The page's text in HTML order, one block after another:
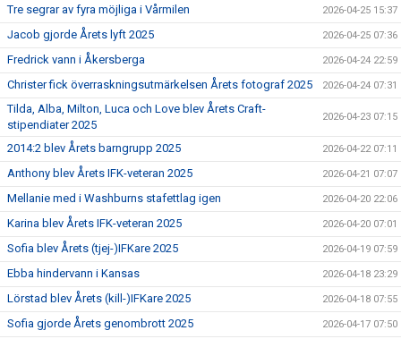
Tre segrar av fyra möjliga i Vårmilen 2026-04-25 15:37
Jacob gjorde Årets lyft 2025 2026-04-25 07:36
Fredrick vann i Åkersberga 2026-04-24 22:59
Christer fick överraskningsutmärkelsen Årets fotograf 2025 2026-04-24 07:31
Tilda, Alba, Milton, Luca och Love blev Årets Craft-
stipendiater 2025
2026-04-23 07:15
2014:2 blev Årets barngrupp 2025 2026-04-22 07:11
Anthony blev Årets IFK-veteran 2025 2026-04-21 07:07
Mellanie med i Washburns stafettlag igen 2026-04-20 22:06
Karina blev Årets IFK-veteran 2025 2026-04-20 07:01
Sofia blev Årets (tjej-)IFKare 2025 2026-04-19 07:59
Ebba hindervann i Kansas 2026-04-18 23:29
Lörstad blev Årets (kill-)IFKare 2025 2026-04-18 07:55
Sofia gjorde Årets genombrott 2025 2026-04-17 07:50